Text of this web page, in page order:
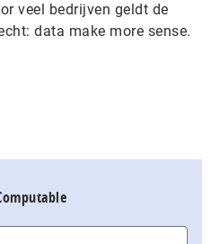
veel bedrijven geldt de
data make more sense.